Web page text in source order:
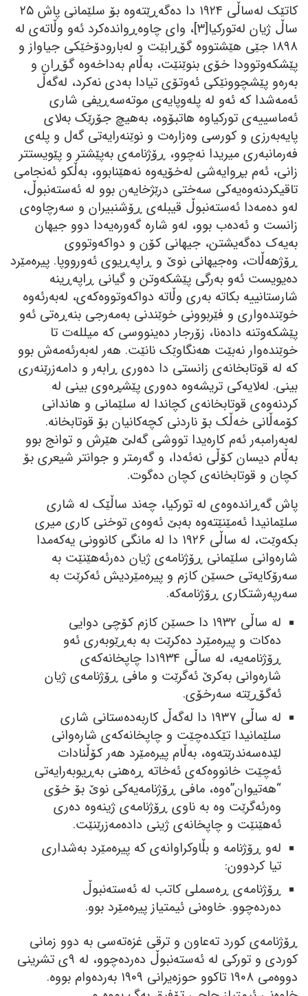
کاتێک لەساڵی ١٩٢٤ دا دەگەڕێتەوە بۆ سلێمانی پاش ٢٥
ساڵ ژیان لەتورکیا[٣]، وای چاوەڕواندەکرد ئەو وڵاتەی لە
١٨٩٨ جێی ھێشتووە گۆڕابێت و لەبارودۆخێکی جیاواز و
پێشکەوتوودا خۆی بنوێنێت، بەڵام بەداخەوە گۆڕان و
بەرەو پێشچوونێکی ئەوتۆی تیادا بەدی نەکرد، لەگەڵ
ئەمەشدا کە ئەو لە پلەوپایەی موتەسەڕیفی شاری
ئەماسییەی تورکیاوە ھاتبۆوە، بەھیچ جۆرێک بەلای
پایەبەرزی و کورسی وەزارەت و نوێنەرایەتی گەل و پلەی
فەرمانبەری میریدا نەچوو، ڕۆژنامەی بەپێشتر و پێویستتر
زانی، ئەم بڕوایەشی لەخۆیەوە نەھێنابوو، بەڵکو ئەنجامی
تاقیکردنەوەیەکی سەختی درێژخایەن بوو لە ئەستەنبوڵ،
لەو دەمەدا ئەستەنبوڵ قیبلەی ڕۆشنبیران و سەرچاوەی
زانست و ئەدەب بوو، لەو شارە گەورەیەدا دوو جیھان
بەیەک دەگەیشتن، جیھانی کۆن و دواکەوتووی
ڕۆژھەڵات، وەجیھانی نوێ و ڕاپەڕیوی ئەورووپا. پیرەمێرد
دەیویست ئەو بەرگی پێشکەوتن و گیانی ڕاپەڕینە
شارستانییە بکاتە بەری وڵاتە دواکەوتووەکەی، لەبەرئەوە
خوێندەواری و فێربوونی خوێندنی بەمەرجی بنەڕەتی ئەو
پێشکەوتنە دادەنا، زۆرجار دەینووسی کە میللەت تا
خوێندەوار نەبێت ھەنگاوێک نانێت. ھەر لەبەرئەمەش بوو
کە لە قوتابخانەی زانستی دا دەوری ڕابەر و دامەزرێنەری
بینی. لەلایەکی تریشەوە دەوری پێشڕەوی بینی لە
کردنەوەی قوتابخانەی کچاندا لە سلێمانی و ھاندانی
کۆمەڵانی خەڵک بۆ ناردنی کچەکانیان بۆ قوتابخانە.
لەبەرامبەر ئەم کارەیدا تووشی گەلێ ھێرش و توانج بوو
بەڵام دیسان کۆڵی نەئەدا، و گەرمتر و جوانتر شیعری بۆ
کچان و قوتابخانەی کچان دەگوت.
پاش گەڕاندەوەی لە تورکیا، چەند ساڵێک لە شاری
سلێمانیدا ئەمێنێتەوە بەبێ ئەوەی توخنی کاری میری
بکەوێت، لە ساڵی ١٩٢٦ دا لە مانگی کانوونی یەکەمدا
شارەوانی سلێمانی ڕۆژنامەی ژیان دەرئەھێنێت بە
سەرۆکایەتی حسێن کازم و پیرەمێردیش ئەکرێت بە
سەرپەرشتکاری ڕۆژنامەکە.
لە ساڵی ١٩٣٢ دا حسێن کازم کۆچی دوایی
دەکات و پیرەمێرد دەکرێت بە بەڕێوبەری ئەو
ڕۆژنامەیە، لە ساڵی ١٩٣٤دا چاپخانەکەی
شارەوانی بەکرێ ئەگرێت و مافی ڕۆژنامەی ژیان
ئەگۆڕێتە سەرخۆی.
لە ساڵی ١٩٣٧ دا لەگەڵ کاربەدەستانی شاری
سلێمانیدا تێکدەچێت و چاپخانەکەی شارەوانی
لێدەسەندرێتەوە، بەڵام پیرەمێرد ھەر کۆڵنادات
ئەچێت خانووەکەی ئەخاتە ڕەھنی بەڕیوبەرایەتی
“ھەتیوان”ەوە، مافی ڕۆژنامەیەکی نوێ بۆ خۆی
وەرئەگرێت وە بە ناوی ڕۆژنامەی ژینەوە دەری
ئەھێنێت و چاپخانەی ژینی دادەمەزرێنێت.
لەو ڕۆژنامە و بڵاوکراوانەی کە پیرەمێرد بەشداری
تیا کردوون:
ڕۆژنامەی ڕەسملی کاتب لە ئەستەنبوڵ
دەردەچوو. خاوەنی ئیمتیاز پیرەمێرد بوو.
ڕۆژنامەی کورد تەعاون و ترقی غزەتەسی بە دوو زمانی
کوردی و تورکی لە ئەستەنبوڵ دەردەچوو، لە ٩ی تشرینی
دووەمی ١٩٠٨ تاکوو حوزەیرانی ١٩٠٩ بەردەوام بووە.